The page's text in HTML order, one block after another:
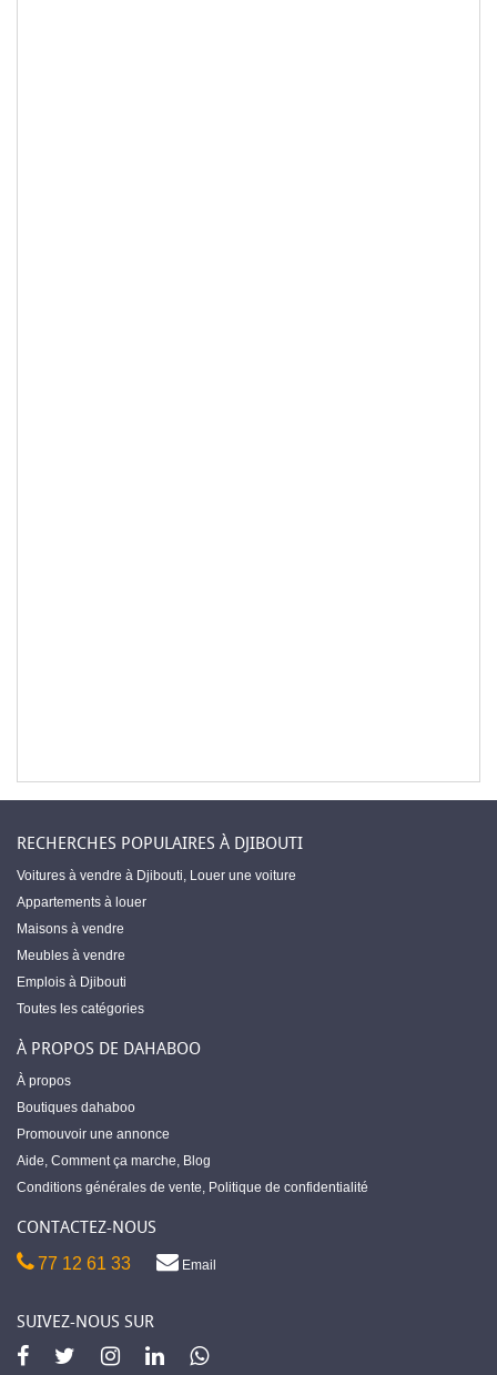
RECHERCHES POPULAIRES À DJIBOUTI
Voitures à vendre à Djibouti, Louer une voiture
Appartements à louer
Maisons à vendre
Meubles à vendre
Emplois à Djibouti
Toutes les catégories
À PROPOS DE DAHABOO
À propos
Boutiques dahaboo
Promouvoir une annonce
Aide, Comment ça marche, Blog
Conditions générales de vente, Politique de confidentialité
CONTACTEZ-NOUS
77 12 61 33 Email
SUIVEZ-NOUS SUR